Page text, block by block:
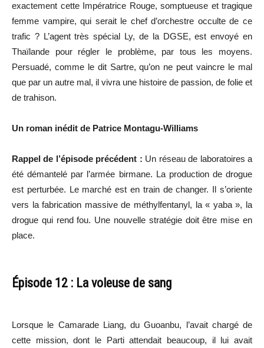
exactement cette Impératrice Rouge, somptueuse et tragique
femme vampire, qui serait le chef d’orchestre occulte de ce
trafic ? L’agent très spécial Ly, de la DGSE, est envoyé en
Thaïlande pour régler le problème, par tous les moyens.
Persuadé, comme le dit Sartre, qu’on ne peut vaincre le mal
que par un autre mal, il vivra une histoire de passion, de folie et
de trahison.
Un roman inédit de Patrice Montagu-Williams
Rappel de l’épisode précédent : Un réseau de laboratoires a
été démantelé par l’armée birmane. La production de drogue
est perturbée. Le marché est en train de changer. Il s’oriente
vers la fabrication massive de méthylfentanyl, la « yaba », la
drogue qui rend fou. Une nouvelle stratégie doit être mise en
place.
Épisode 12 : La voleuse de sang
Lorsque le Camarade Liang, du Guoanbu, l’avait chargé de
cette mission, dont le Parti attendait beaucoup, il lui avait